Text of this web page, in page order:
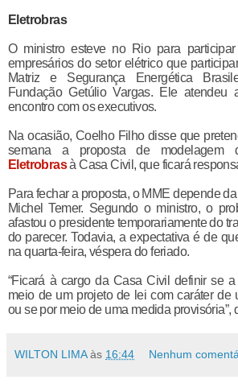
Eletrobras
O ministro esteve no Rio para
empresários do setor elétrico que
Matriz e Segurança Energética
Fundação Getúlio Vargas. Ele atendeu
encontro com os executivos.
Na ocasião, Coelho Filho disse que
semana a proposta de modelagem
Eletrobrasà Casa Civil, que ficará
Para fechar a proposta, o MME depende
Michel Temer. Segundo o ministro, o
afastou o presidente temporariamente do
do parecer. Todavia, a expectativa é de
na quarta-feira, véspera do feriado.
“Ficará à cargo da Casa Civil definir se
meio de um projeto de lei com caráter de
ou se por meio de uma medida provisória”,
WILTON LIMA às 16:44 Nenhum